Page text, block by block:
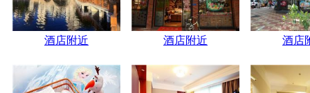
酒店附近 酒店附近 酒店